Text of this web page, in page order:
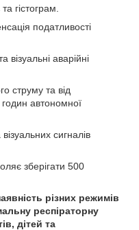
гістограм.
податливості
візуальні аварійні
струму та від
автономної
сигналів
зберігати 500
різних режимів
респіраторну
дітей та